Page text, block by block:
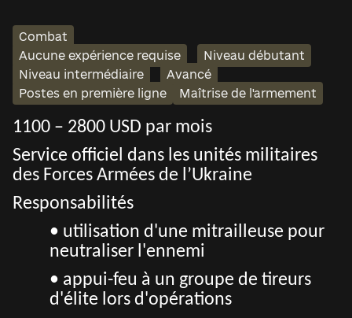
Combat
Aucune expérience requise
Niveau débutant
Niveau intermédiaire
Avancé
Postes en première ligne
Maîtrise de l'armement
1100 – 2800 USD par mois
Service officiel dans les unités militaires
des Forces Armées de l’Ukraine
Responsabilités
• utilisation d'une mitrailleuse pour
neutraliser l'ennemi
• appui-feu à un groupe de tireurs
d'élite lors d'opérations